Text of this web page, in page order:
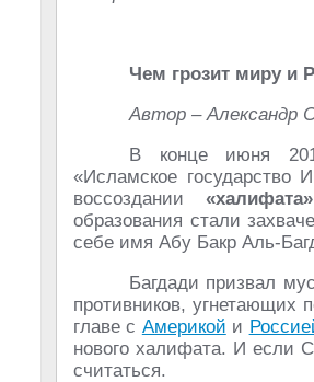
Чем грозит миру и
Автор – Александр
В конце июня
«Исламское государство
воссоздании «халифата»
образования стали
себе имя Абу Бакр Аль-
Багдади призвал
противников, угнетающих
главе с Америкой и
нового халифата. И если
считаться.